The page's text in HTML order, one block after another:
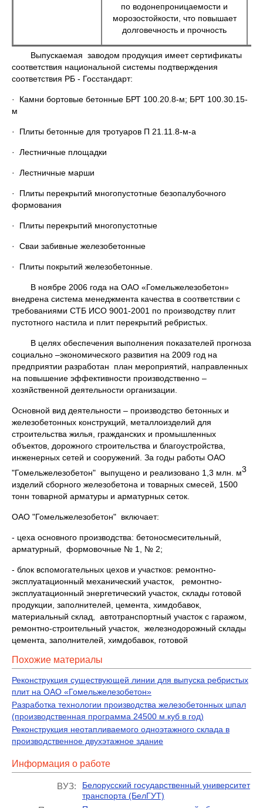
по водонепроницаемости и
морозостойкости, что повышает
долговечность и прочность
Выпускаемая заводом продукция имеет сертификаты
соответствия национальной системы подтверждения
соответствия РБ - Госстандарт:
· Камни бортовые бетонные БРТ 100.20.8-м; БРТ 100.30.15-
м
· Плиты бетонные для тротуаров П 21.11.8-м-а
· Лестничные площадки
· Лестничные марши
· Плиты перекрытий многопустотные безопалубочного
формования
· Плиты перекрытий многопустотные
· Сваи забивные железобетонные
· Плиты покрытий железобетонные.
В ноябре 2006 года на ОАО «Гомельжелезобетон»
внедрена система менеджмента качества в соответствии с
требованиями СТБ ИСО 9001-2001 по производству плит
пустотного настила и плит перекрытий ребристых.
В целях обеспечения выполнения показателей прогноза
социально –экономического развития на 2009 год на
предприятии разработан план мероприятий, направленных
на повышение эффективности производственно –
хозяйственной деятельности организации.
Основной вид деятельности – производство бетонных и
железобетонных конструкций, металлоизделий для
строительства жилья, гражданских и промышленных
объектов, дорожного строительства и благоустройства,
инженерных сетей и сооружений. За годы работы ОАО
"Гомельжелезобетон" выпущено и реализовано 1,3 млн. м3
изделий сборного железобетона и товарных смесей, 1500
тонн товарной арматуры и арматурных сеток.
ОАО "Гомельжелезобетон" включает:
- цеха основного производства: бетоносмесительный,
арматурный, формовочные № 1, № 2;
- блок вспомогательных цехов и участков: ремонтно-
эксплуатационный механический участок, ремонтно-
эксплуатационный энергетический участок, склады готовой
продукции, заполнителей, цемента, химдобавок,
материальный склад, автотранспортный участок с гаражом,
ремонтно-строительный участок, железнодорожный склады
цемента, заполнителей, химдобавок, готовой
Похожие материалы
Реконструкция существующей линии для выпуска ребристых
плит на ОАО «Гомельжелезобетон»
Разработка технологии производства железобетонных шпал
(производственная программа 24500 м.куб в год)
Реконструкция неотапливаемого одноэтажного склада в
производственное двухэтажное здание
Информация о работе
ВУЗ:
Белорусский государственный университет
транспорта (БелГУТ)